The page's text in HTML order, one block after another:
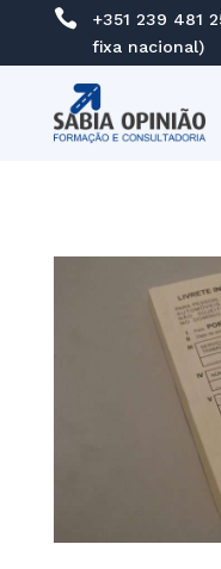

+351 239 481
fixa nacional)